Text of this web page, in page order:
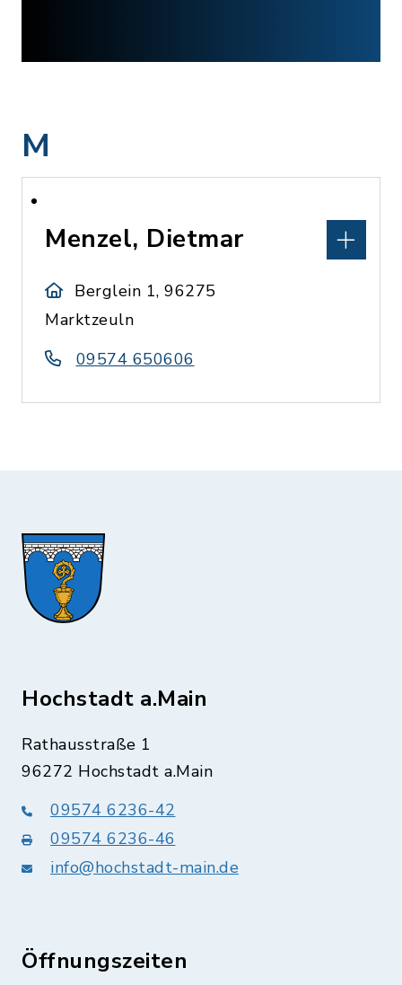
M
Menzel, Dietmar
Berglein 1, 96275
Marktzeuln
09574 650606
Hochstadt a.Main
Rathausstraße 1
96272 Hochstadt a.Main
09574 6236-42
09574 6236-46
info@hochstadt-main.de
Öffnungszeiten